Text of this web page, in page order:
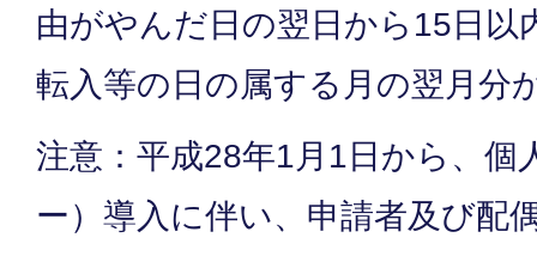
由がやんだ日の翌日から15日以
転入等の日の属する月の翌月分
注意：平成28年1月1日から、個
ー）導入に伴い、申請者及び配